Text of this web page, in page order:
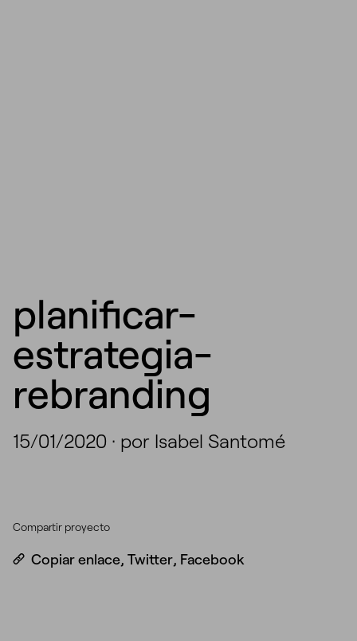
planificar-
estrategia-
rebranding
15/01/2020 · por Isabel Santomé
Compartir proyecto
Copiar enlace, Twitter, Facebook